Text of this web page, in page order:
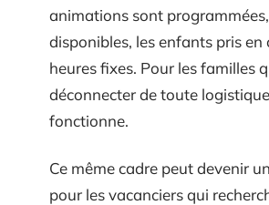
animations sont
disponibles, les enfants pris en
heures fixes. Pour les familles
déconnecter de toute
fonctionne.
Ce même cadre peut devenir
pour les vacanciers qui